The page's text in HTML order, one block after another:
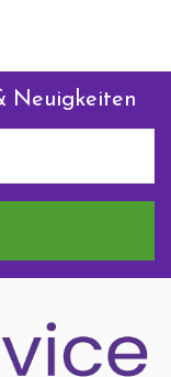
Neuigkeiten